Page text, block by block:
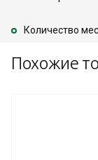
Количество
Похожие